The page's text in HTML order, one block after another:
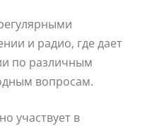
и радио, где дает
по различным
вопросам.
участвует в